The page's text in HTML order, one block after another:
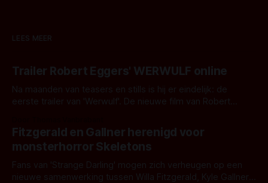
LEES MEER
Trailer Robert Eggers' WERWULF online
Na maanden van teasers en stills is hij er eindelijk: de
eerste trailer van 'Werwulf'. De nieuwe film van Robert
kille stijl vol folklore en mythe. Het topic deze keer is (kon
het het al raden?)... de weerwolf. Kijk je mee?
Fitzgerald en Gallner herenigd voor
monsterhorror Skeletons
Fans van 'Strange Darling' mogen zich verheugen op een
nieuwe samenwerking tussen Willa Fitzgerald, Kyle Gallner